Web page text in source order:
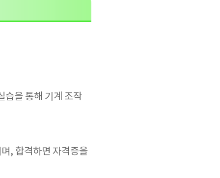
습을 통해 기계 조작
, 합격하면 자격증을